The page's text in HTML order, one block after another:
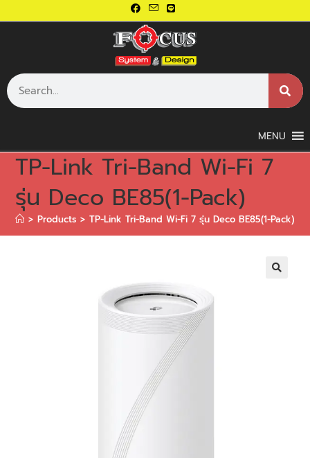
MENU
TP-Link Tri-Band Wi-Fi 7
รุ่น Deco BE85(1-Pack)
> Products > TP-Link Tri-Band Wi-Fi 7 รุ่น Deco BE85(1-Pack)